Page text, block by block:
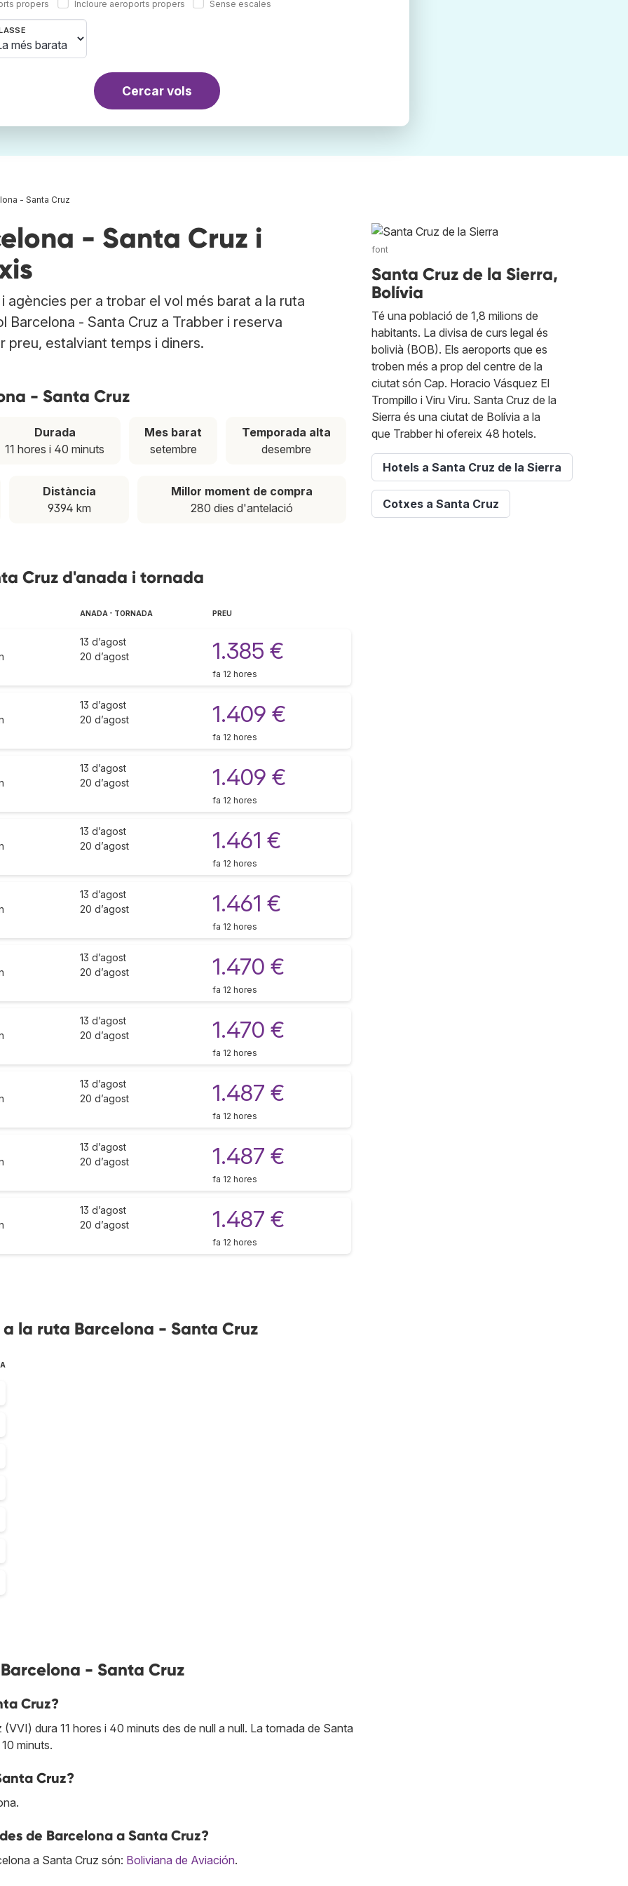
propers Incloure aeroports propers Sense escales
Cercar vols
- Santa Cruz
- Santa Cruz i
per a trobar el vol més barat a la ruta
Barcelona - Santa Cruz a Trabber i reserva
preu, estalviant temps i diners.
- Santa Cruz
Durada
11 hores i 40 minuts
Mes barat
setembre
Temporada alta
desembre
Distància
9394 km
Millor moment de compra
280 dies d'antelació
Cruz d'anada i tornada
ANADA - TORNADA PREU
13 d’agost
20 d’agost
1.385 €
fa 12 hores
13 d’agost
20 d’agost
1.409 €
fa 12 hores
13 d’agost
20 d’agost
1.409 €
fa 12 hores
13 d’agost
20 d’agost
1.461 €
fa 12 hores
13 d’agost
20 d’agost
1.461 €
fa 12 hores
13 d’agost
20 d’agost
1.470 €
fa 12 hores
13 d’agost
20 d’agost
1.470 €
fa 12 hores
13 d’agost
20 d’agost
1.487 €
fa 12 hores
13 d’agost
20 d’agost
1.487 €
fa 12 hores
13 d’agost
20 d’agost
1.487 €
fa 12 hores
la ruta Barcelona - Santa Cruz
- Santa Cruz
Cruz?
dura 11 hores i 40 minuts des de null a null. La tornada de Santa
minuts.
Cruz?
de Barcelona a Santa Cruz?
a Santa Cruz són: Boliviana de Aviación.
font
Santa Cruz de la Sierra,
Bolívia
Té una població de 1,8 milions de
habitants. La divisa de curs legal és
bolivià (BOB). Els aeroports que es
troben més a prop del centre de la
ciutat són Cap. Horacio Vásquez El
Trompillo i Viru Viru. Santa Cruz de la
Sierra és una ciutat de Bolívia a la
que Trabber hi ofereix 48 hotels.
Hotels a Santa Cruz de la Sierra
Cotxes a Santa Cruz